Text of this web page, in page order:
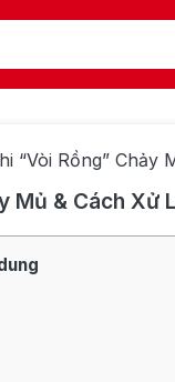
“Vòi Rồng” Chảy
Mủ & Cách Xử